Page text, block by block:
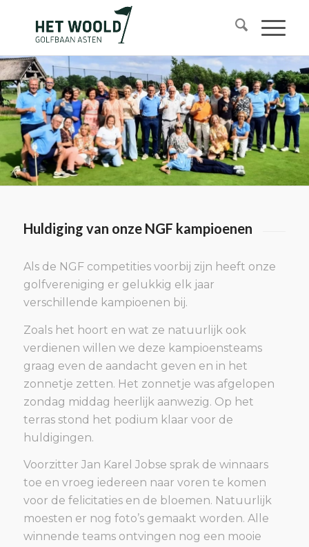
Huldiging van onze NGF kampioenen
Als de NGF competities voorbij zijn heeft onze
golfvereniging er gelukkig elk jaar
verschillende kampioenen bij.
Zoals het hoort en wat ze natuurlijk ook
verdienen willen we deze kampioensteams
graag even de aandacht geven en in het
zonnetje zetten. Het zonnetje was afgelopen
zondag middag heerlijk aanwezig. Op het
terras stond het podium klaar voor de
huldigingen.
Voorzitter Jan Karel Jobse sprak de winnaars
toe en vroeg iedereen naar voren te komen
voor de felicitaties en de bloemen. Natuurlijk
moesten er nog foto’s gemaakt worden. Alle
winnende teams ontvingen nog een mooie